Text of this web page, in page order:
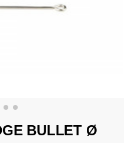
BULLET Ø